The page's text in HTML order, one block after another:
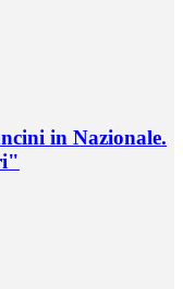
in Nazionale.